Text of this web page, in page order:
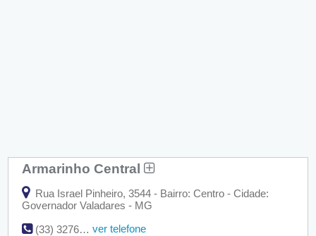
Armarinho Central
Rua Israel Pinheiro, 3544 - Bairro: Centro - Cidade:
Governador Valadares - MG
(33) 3276-4633
ver telefone